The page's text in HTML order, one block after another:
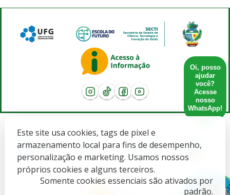
Oi, posso
ajudar
você?
Acesse
nosso
WhatsApp!
Este site usa cookies, tags de pixel e
armazenamento local para fins de desempenho,
personalização e marketing. Usamos nossos
próprios cookies e alguns terceiros.
Somente cookies essenciais são ativados por
padrão.